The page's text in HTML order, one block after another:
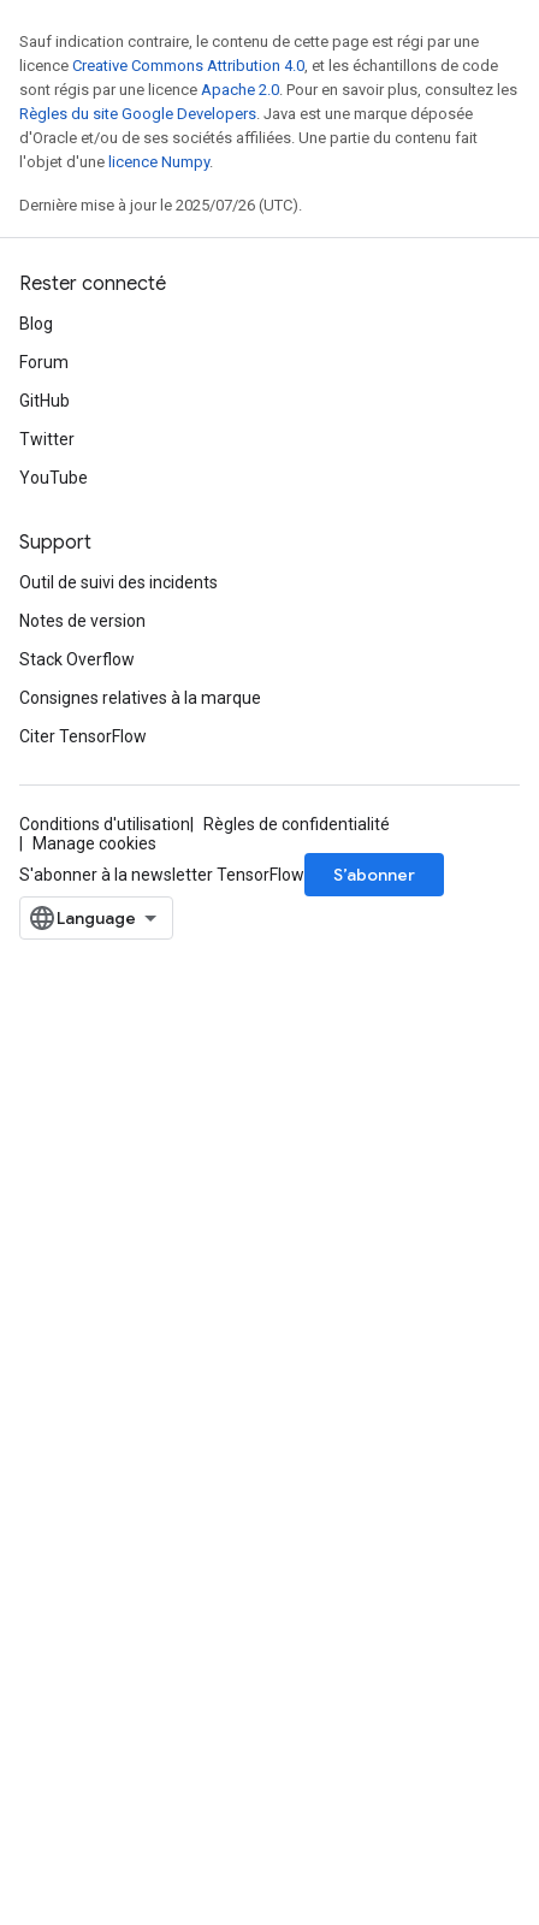
Sauf indication contraire, le contenu de cette page est régi par une
licence Creative Commons Attribution 4.0, et les échantillons de code
sont régis par une licence Apache 2.0. Pour en savoir plus, consultez les
Règles du site Google Developers. Java est une marque déposée
d'Oracle et/ou de ses sociétés affiliées. Une partie du contenu fait
l'objet d'une licence Numpy.
Dernière mise à jour le 2025/07/26 (UTC).
Rester connecté
Blog
Forum
GitHub
Twitter
YouTube
Support
Outil de suivi des incidents
Notes de version
Stack Overflow
Consignes relatives à la marque
Citer TensorFlow
Conditions d'utilisation
Règles de confidentialité
Manage cookies
S'abonner à la newsletter TensorFlow
S’abonner